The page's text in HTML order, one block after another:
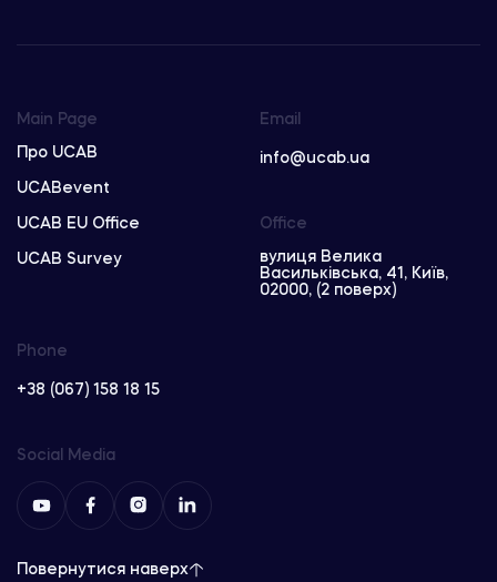
Main Page
Про UCAB
UCABevent
UCAB EU Office
UCAB Survey
Email
info@ucab.ua
Phone
+38 (067) 158 18 15
Office
вулиця Велика
Васильківська, 41, Київ,
02000, (2 поверх)
Social Media
Повернутися наверх